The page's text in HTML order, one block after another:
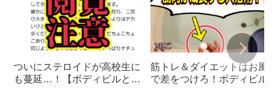
ついにステロイドが高校生に
も蔓延…！【ボディビルとド
筋トレ＆ダイエットはお風
で差をつけろ！ボディビル